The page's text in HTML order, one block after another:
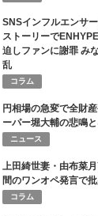
SNSインフルエンサ
ストーリーで
迫しファンに謝罪 み
乱
コラム
円相場の急変で全財
ーパー堀大輔の悲鳴
ニュース
上田綺世妻・由布菜
間のワンオペ発言で
コラム